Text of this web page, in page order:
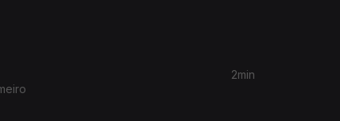
2min